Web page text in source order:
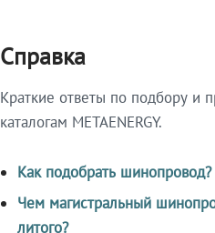
Справка
Краткие ответы по подбору и
каталогам METAENERGY.
Как подобрать шинопровод?
Чем магистральный
литого?